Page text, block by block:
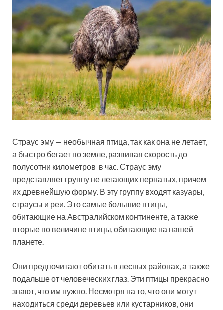
Страус эму — необычная птица, так как она не летает,
а быстро бегает по земле, развивая скорость до
полусотни километров в час. Страус эму
представляет группу не летающих пернатых, причем
их древнейшую форму. В эту группу входят казуары,
страусы и реи. Это самые большие птицы,
обитающие на Австралийском континенте, а также
вторые по величине птицы, обитающие на нашей
планете.
Они предпочитают обитать в лесных районах, а также
подальше от человеческих глаз. Эти птицы прекрасно
знают, что им нужно. Несмотря на то, что они могут
находиться среди деревьев или кустарников, они